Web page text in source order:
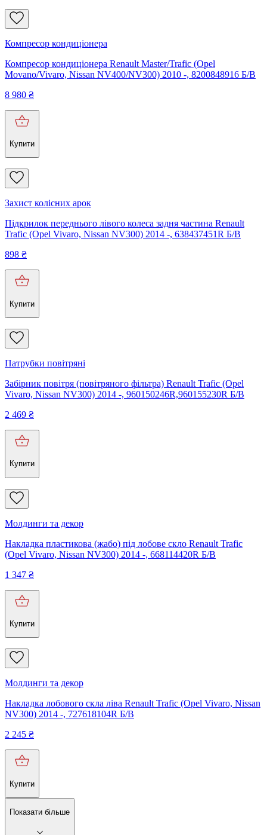
Компресор кондиціонера
Компресор кондиціонера Renault Master/Trafic (Opel
Movano/Vivaro, Nissan NV400/NV300) 2010 -, 8200848916 Б/В
8 980 ₴
Купити
Захист колісних арок
Підкрилок переднього лівого колеса задня частина Renault
Trafic (Opel Vivaro, Nissan NV300) 2014 -, 638437451R Б/В
898 ₴
Купити
Патрубки повітряні
Забірник повітря (повітряного фільтра) Renault Trafic (Opel
Vivaro, Nissan NV300) 2014 -, 960150246R,960155230R Б/В
2 469 ₴
Купити
Молдинги та декор
Накладка пластикова (жабо) під лобове скло Renault Trafic
(Opel Vivaro, Nissan NV300) 2014 -, 668114420R Б/В
1 347 ₴
Купити
Молдинги та декор
Накладка лобового скла ліва Renault Trafic (Opel Vivaro, Nissan
NV300) 2014 -, 727618104R Б/В
2 245 ₴
Купити
Показати більше